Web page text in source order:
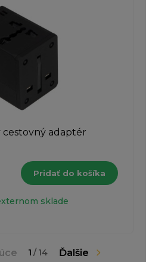
1 / 14 Ďalšie
adaptér
Pridať do košíka
sklade